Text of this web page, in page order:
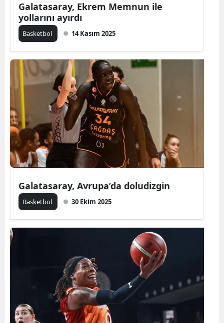
Galatasaray, Ekrem Memnun ile
yollarını ayırdı
Basketbol 14 Kasım 2025
Galatasaray, Avrupa’da doludizgin
Basketbol 30 Ekim 2025